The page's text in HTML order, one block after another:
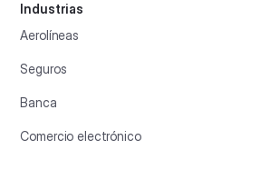
Industrias
Aerolíneas
Seguros
Banca
Comercio electrónico